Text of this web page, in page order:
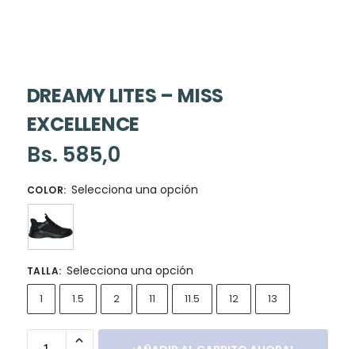
DREAMY LITES – MISS
EXCELLENCE
Bs. 585,0
COLOR: Selecciona una opción
TALLA: Selecciona una opción
1 1.5 2 11 11.5 12 13